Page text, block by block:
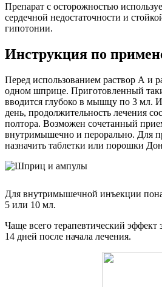
Препарат с осторожностью
сердечной недостаточности и
гипотонии.
Инструкция по
Перед использованием раствор А и
одном шприце. Приготовленный
вводится глубоко в мышцу по 3 мл.
день, продолжительность лечения
полтора. Возможен сочетанный
внутримышечно и перорально. Для
назначить таблетки или порошки
Для внутримышечной инъекции
5 или 10 мл.
Чаще всего терапевтический эффект
14 дней после начала лечения.